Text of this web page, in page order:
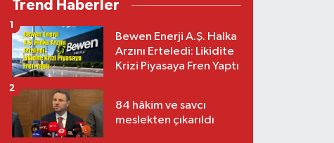
Trend Haberler
Bewen Enerji A.Ş. Halka
Arzını Erteledi: Likidite
Krizi Piyasaya Fren Yaptı
1
84 hâkim ve savcı
meslekten çıkarıldı
2